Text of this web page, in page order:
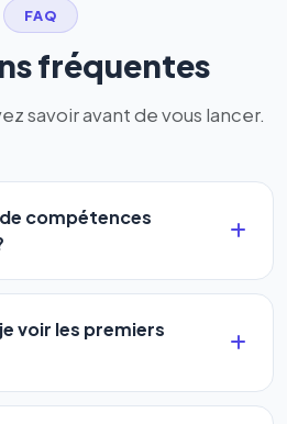
FAQ
fréquentes
savoir avant de vous lancer.
compétences
logiciel a été conçu pour
les profils: artisans,
PME ou
l'adresse de votre
voir les premiers
observent une